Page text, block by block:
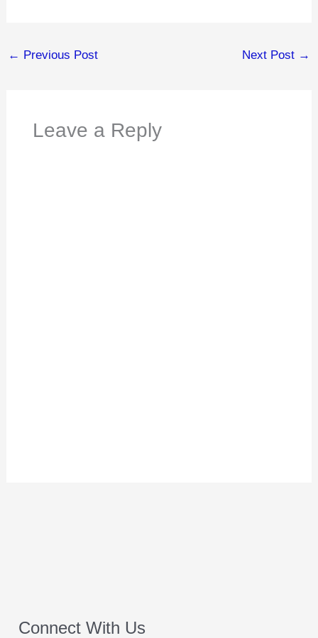
← Previous Post Next Post →
Leave a Reply
Connect With Us